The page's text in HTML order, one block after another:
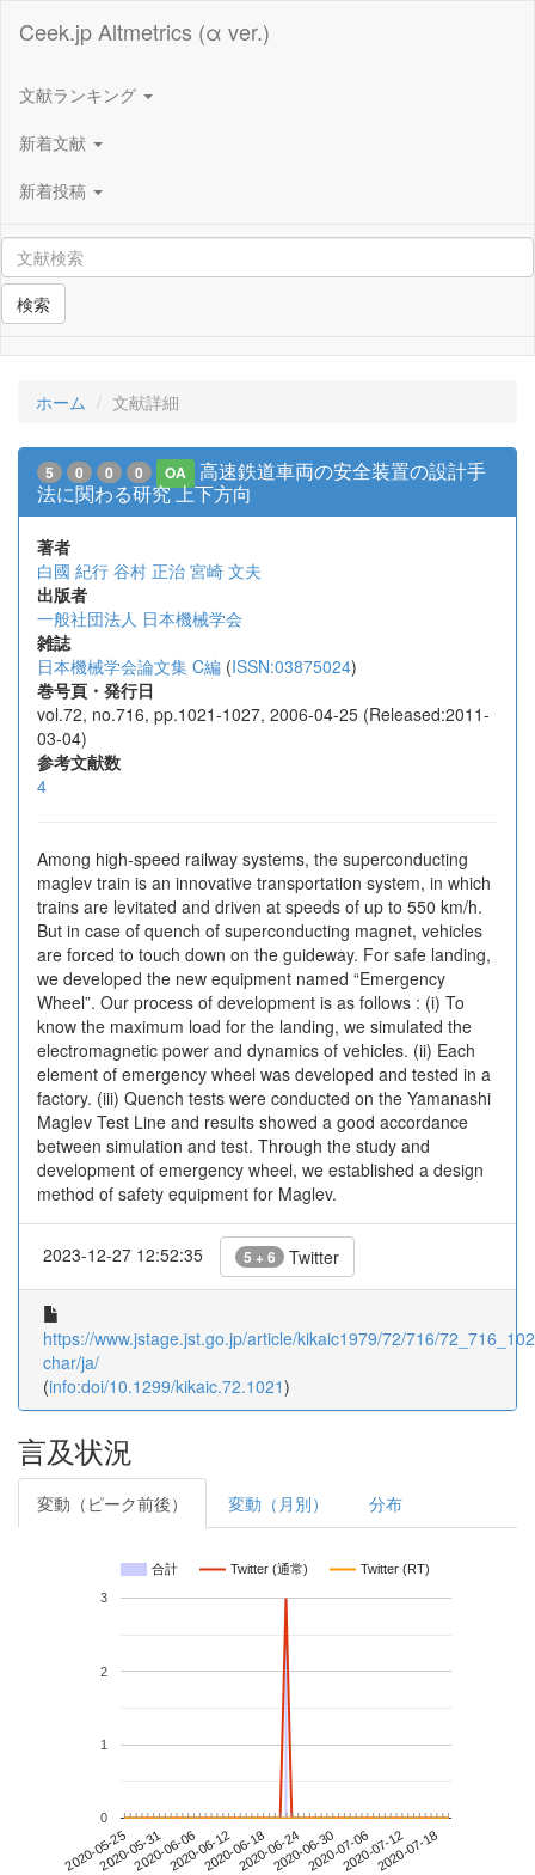
Ceek.jp Altmetrics (α ver.)
文献ランキング
新着文献
新着投稿
検索
ホーム 文献詳細
5 0 0 0 OA
高速鉄道車両の安全装置の設計手
法に関わる研究 上下方向
著者
白國 紀行 谷村 正治 宮崎 文夫
出版者
一般社団法人 日本機械学会
雑誌
日本機械学会論文集 C編 (ISSN:03875024)
巻号頁・発行日
vol.72, no.716, pp.1021-1027, 2006-04-25 (Released:2011-
03-04)
参考文献数
4
Among high-speed railway systems, the superconducting
maglev train is an innovative transportation system, in which
trains are levitated and driven at speeds of up to 550 km/h.
But in case of quench of superconducting magnet, vehicles
are forced to touch down on the guideway. For safe landing,
we developed the new equipment named “Emergency
Wheel”. Our process of development is as follows : (i) To
know the maximum load for the landing, we simulated the
electromagnetic power and dynamics of vehicles. (ii) Each
element of emergency wheel was developed and tested in a
factory. (iii) Quench tests were conducted on the Yamanashi
Maglev Test Line and results showed a good accordance
between simulation and test. Through the study and
development of emergency wheel, we established a design
method of safety equipment for Maglev.
2023-12-27 12:52:35 5 + 6 Twitter
https://www.jstage.jst.go.jp/article/kikaic1979/72/716/
char/ja/
(info:doi/10.1299/kikaic.72.1021)
言及状況
変動（ピーク前後） 変動（月別） 分布
合計 Twitter (通常) Twitter (RT)
2020-05-252020-05-312020-06-062020-06-122020-06-182020-06-242020-06-302020-07-062020-07-122020-07-18
0
1
2
3